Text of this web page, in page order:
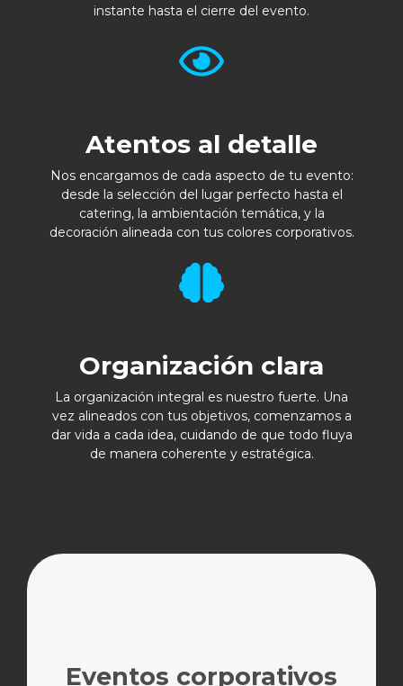
instante hasta el cierre del evento.
Atentos al detalle
Nos encargamos de cada aspecto de tu evento:
desde la selección del lugar perfecto hasta el
catering, la ambientación temática, y la
decoración alineada con tus colores corporativos.
Organización clara
La organización integral es nuestro fuerte. Una
vez alineados con tus objetivos, comenzamos a
dar vida a cada idea, cuidando de que todo fluya
de manera coherente y estratégica.
Eventos corporativos